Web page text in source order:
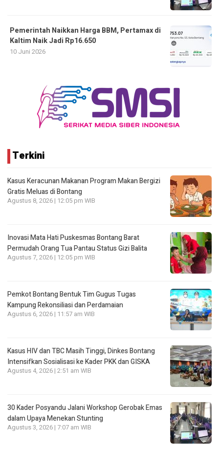
Pemerintah Naikkan Harga BBM, Pertamax di
Kaltim Naik Jadi Rp16.650
10 Juni 2026
Terkini
Kasus Keracunan Makanan Program Makan Bergizi
Gratis Meluas di Bontang
Agustus 8, 2026 | 12:05 pm WIB
Inovasi Mata Hati Puskesmas Bontang Barat
Permudah Orang Tua Pantau Status Gizi Balita
Agustus 7, 2026 | 12:05 pm WIB
Pemkot Bontang Bentuk Tim Gugus Tugas
Kampung Rekonsiliasi dan Perdamaian
Agustus 6, 2026 | 11:57 am WIB
Kasus HIV dan TBC Masih Tinggi, Dinkes Bontang
Intensifkan Sosialisasi ke Kader PKK dan GISKA
Agustus 4, 2026 | 2:51 am WIB
30 Kader Posyandu Jalani Workshop Gerobak Emas
dalam Upaya Menekan Stunting
Agustus 3, 2026 | 7:07 am WIB